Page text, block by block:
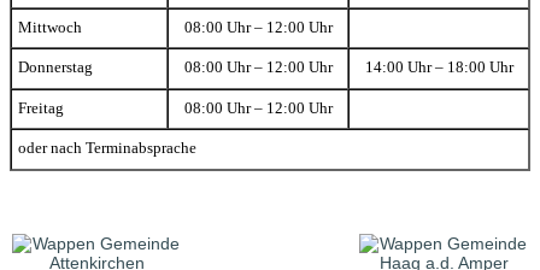
Mittwoch 08:00 Uhr – 12:00 Uhr
Donnerstag 08:00 Uhr – 12:00 Uhr 14:00 Uhr – 18:00 Uhr
Freitag 08:00 Uhr – 12:00 Uhr
oder nach Terminabsprache